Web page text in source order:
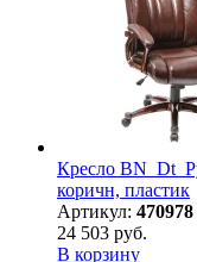
Кресло
коричн, пластик
Артикул: 470978
24 503 руб.
В корзину